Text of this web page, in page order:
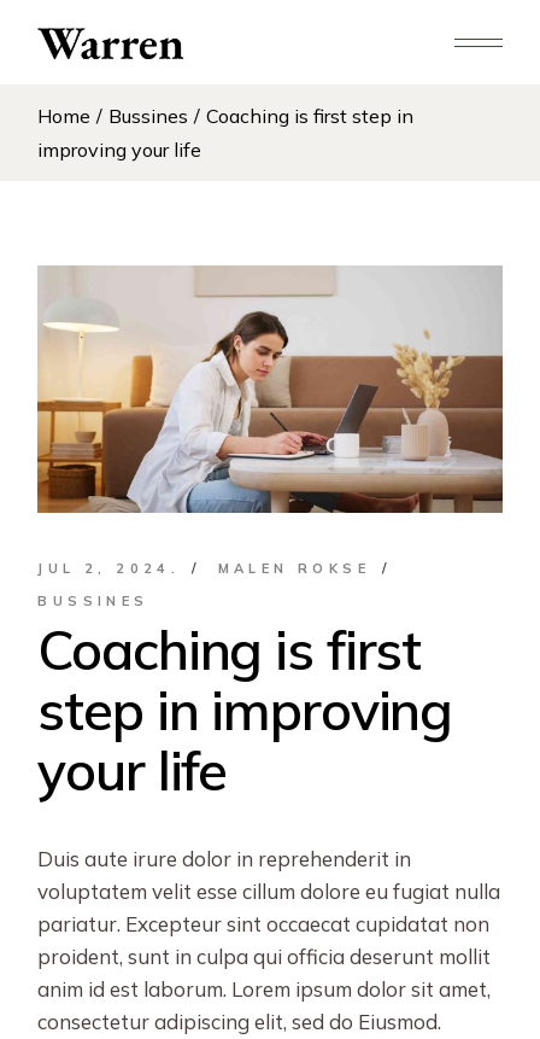
Home Bussines
Coaching is first step in
improving your life
JUL 2, 2024.
MALEN ROKSE
BUSSINES
Coaching is first
step in improving
your life
Duis aute irure dolor in reprehenderit in
voluptatem velit esse cillum dolore eu fugiat nulla
pariatur. Excepteur sint occaecat cupidatat non
proident, sunt in culpa qui officia deserunt mollit
anim id est laborum. Lorem ipsum dolor sit amet,
consectetur adipiscing elit, sed do Eiusmod.